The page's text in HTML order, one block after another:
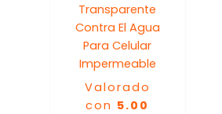
Transparente
Contra El Agua
Para Celular
Impermeable
Valorado
con 5.00